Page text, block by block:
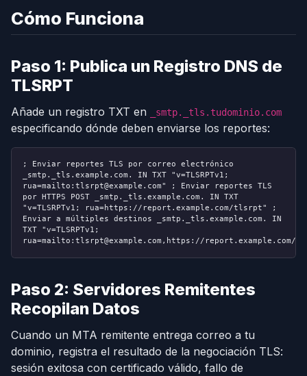
Cómo Funciona
Paso 1: Publica un Registro DNS de
TLSRPT
Añade un registro TXT en _smtp._tls.tudominio.com
especificando dónde deben enviarse los reportes:
; Enviar reportes TLS por correo electrónico
_smtp._tls.example.com. IN TXT "v=TLSRPTv1;
rua=mailto:tlsrpt@example.com"
; Enviar reportes TLS
por HTTPS POST _smtp._tls.example.com. IN TXT
"v=TLSRPTv1; rua=https://report.example.com/tlsrpt"
;
Enviar a múltiples destinos _smtp._tls.example.com. IN
TXT "v=TLSRPTv1;
rua=mailto:tlsrpt@example.com,https://report.example.com/
Paso 2: Servidores Remitentes
Recopilan Datos
Cuando un MTA remitente entrega correo a tu
dominio, registra el resultado de la negociación TLS:
sesión exitosa con certificado válido, fallo de